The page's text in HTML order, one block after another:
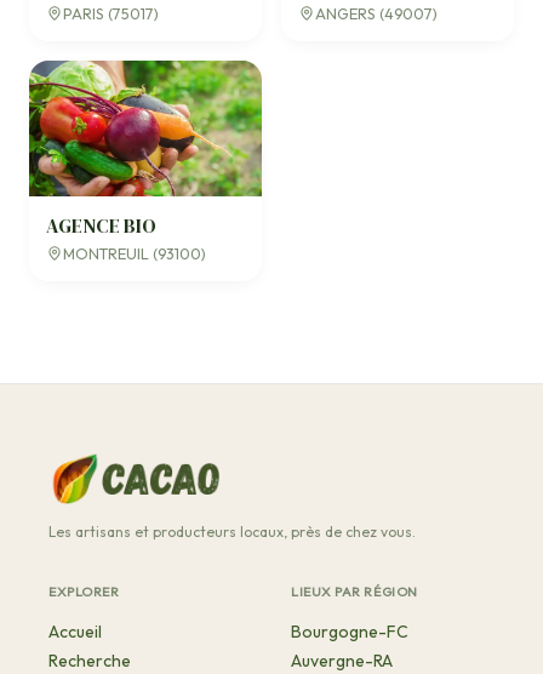
PARIS (75017) ANGERS (49007)
AGENCE BIO
MONTREUIL (93100)
Les artisans et producteurs locaux, près de chez vous.
EXPLORER
Accueil
Recherche
LIEUX PAR RÉGION
Bourgogne-FC
Auvergne-RA